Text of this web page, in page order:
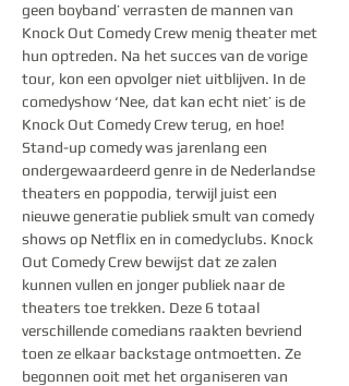
geen boyband’ verrasten de mannen van
Knock Out Comedy Crew menig theater met
hun optreden. Na het succes van de vorige
tour, kon een opvolger niet uitblijven. In de
comedyshow ‘Nee, dat kan echt niet’ is de
Knock Out Comedy Crew terug, en hoe!
Stand-up comedy was jarenlang een
ondergewaardeerd genre in de Nederlandse
theaters en poppodia, terwijl juist een
nieuwe generatie publiek smult van comedy
shows op Netflix en in comedyclubs. Knock
Out Comedy Crew bewijst dat ze zalen
kunnen vullen en jonger publiek naar de
theaters toe trekken. Deze 6 totaal
verschillende comedians raakten bevriend
toen ze elkaar backstage ontmoetten. Ze
begonnen ooit met het organiseren van